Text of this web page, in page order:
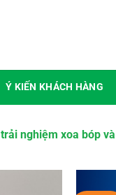
Ý KIẾN KHÁCH HÀNG
nghiệm xoa bóp